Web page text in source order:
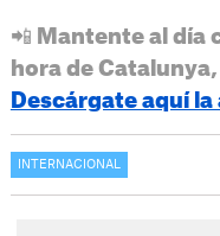
📲 Mantente al día
hora de
Descárgate aquí
INTERNACIONAL